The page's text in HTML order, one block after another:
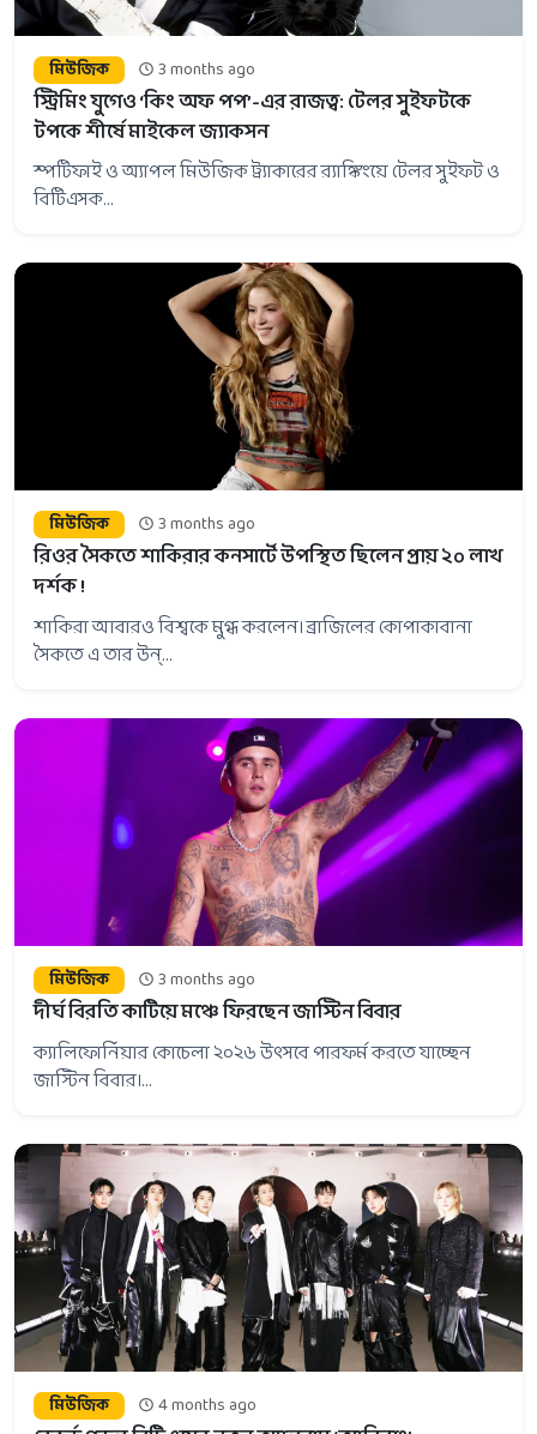
মিউজিক 3 months ago
স্ট্রিমিং যুগেও ‘কিং অফ পপ’-এর রাজত্ব: টেলর সুইফটকে
টপকে শীর্ষে মাইকেল জ্যাকসন
স্পটিফাই ও অ্যাপল মিউজিক ট্র্যাকারের র‍্যাঙ্কিংয়ে টেলর সুইফট ও
বিটিএসক...
মিউজিক 3 months ago
রিওর সৈকতে শাকিরার কনসার্টে উপস্থিত ছিলেন প্রায় ২০ লাখ
দর্শক !
শাকিরা আবারও বিশ্বকে মুগ্ধ করলেন। ব্রাজিলের কোপাকাবানা
সৈকতে এ তার উন্...
মিউজিক 3 months ago
দীর্ঘ বিরতি কাটিয়ে মঞ্চে ফিরছেন জাস্টিন বিবার
ক্যালিফোর্নিয়ার কোচেলা ২০২৬ উৎসবে পারফর্ম করতে যাচ্ছেন
জাস্টিন বিবার।...
মিউজিক 4 months ago